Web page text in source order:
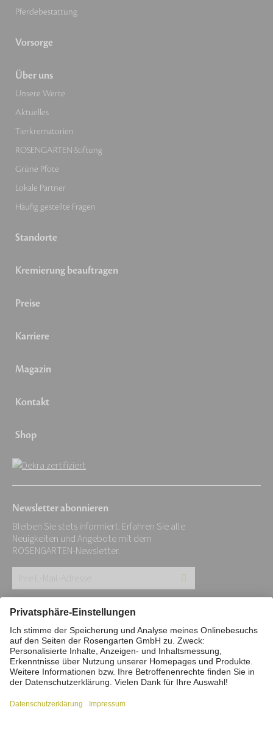
Pferdebestattung
Vorsorge
Über uns
Unsere Werte
Aktuelles
Tierkrematorien
ROSENGARTEN-Stiftung
Grüne Pfote
Lokale Partner
Häufig gestellte Fragen
Standorte
Kremierung beauftragen
Preise
Karriere
Magazin
Kontakt
Shop
Newsletter abonnieren
Bleiben Sie stets informiert. Erfahren Sie alle
Neuigkeiten und Angebote mit dem
ROSENGARTEN-Newsletter.
E-
Mail-
Adresse:
*
Impressum Datenschutz
Stiftung
Interne Meldestelle
Zahlungsmittel
Barrierefreiheitserklärung
Vertrag widerrufen